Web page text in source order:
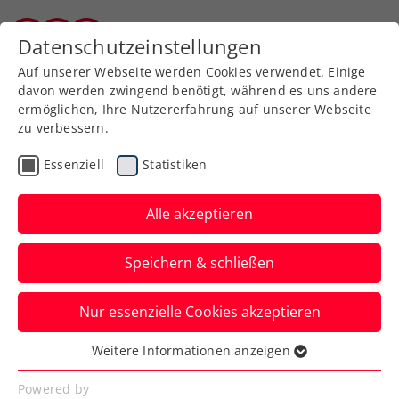
Zurück zur Newsübersicht
Ausbildung
Fortbildung in
Kooperation mit dem ÖTV
Mentale Skills & Tools
Verfasst von: Claudia Schlögl-Wandl, 01.09.2022
Datenschutzeinstellungen
Auf unserer Webseite werden Cookies verwendet. Einige
davon werden zwingend benötigt, während es uns andere
ermöglichen, Ihre Nutzererfahrung auf unserer Webseite
zu verbessern.
Essenziell Statistiken
Alle akzeptieren
Speichern & schließen
Nur essenzielle Cookies akzeptieren
Essenziell
Essenzielle Cookies werden für grundlegende
Weitere Informationen anzeigen
Powered by